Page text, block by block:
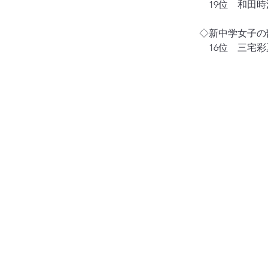
19位　和田時
◇新中学女子の
16位　三宅彩